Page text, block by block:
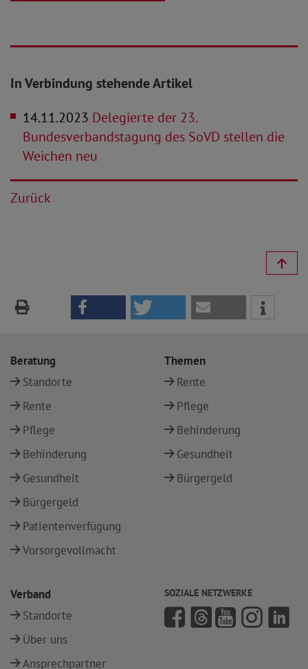
In Verbindung stehende Artikel
14.11.2023 Delegierte der 23.
Bundesverbandstagung des SoVD stellen die
Weichen neu
Zurück
Beratung
Standorte
Rente
Pflege
Behinderung
Gesundheit
Bürgergeld
Patientenverfügung
Vorsorgevollmacht
Themen
Rente
Pflege
Behinderung
Gesundheit
Bürgergeld
Verband
Standorte
Über uns
Ansprechpartner
SOZIALE NETZWERKE